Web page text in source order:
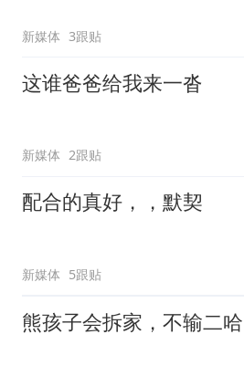
新媒体 3跟贴
这谁爸爸给我来一沓
新媒体 2跟贴
配合的真好，，默契
新媒体 5跟贴
熊孩子会拆家，不输二哈